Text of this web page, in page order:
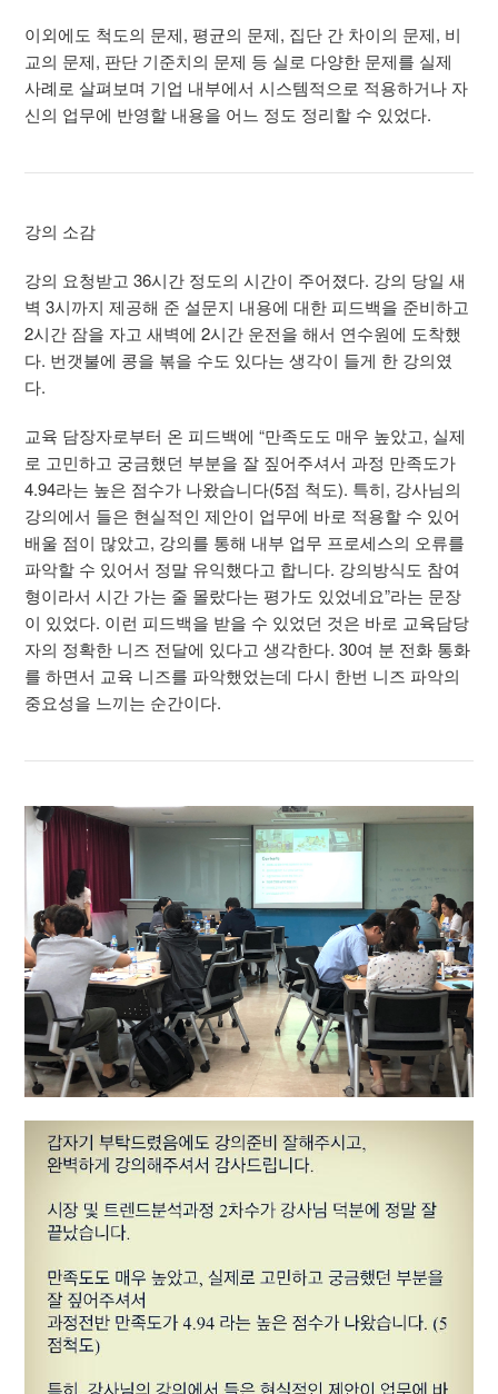
이외에도 척도의 문제, 평균의 문제, 집단 간 차이의 문제, 비
교의 문제, 판단 기준치의 문제 등 실로 다양한 문제를 실제
사례로 살펴보며 기업 내부에서 시스템적으로 적용하거나 자
신의 업무에 반영할 내용을 어느 정도 정리할 수 있었다.
강의 소감
강의 요청받고 36시간 정도의 시간이 주어졌다. 강의 당일 새
벽 3시까지 제공해 준 설문지 내용에 대한 피드백을 준비하고
2시간 잠을 자고 새벽에 2시간 운전을 해서 연수원에 도착했
다. 번갯불에 콩을 볶을 수도 있다는 생각이 들게 한 강의였
다.
교육 담장자로부터 온 피드백에 “만족도도 매우 높았고, 실제
로 고민하고 궁금했던 부분을 잘 짚어주셔서 과정 만족도가
4.94라는 높은 점수가 나왔습니다(5점 척도). 특히, 강사님의
강의에서 들은 현실적인 제안이 업무에 바로 적용할 수 있어
배울 점이 많았고, 강의를 통해 내부 업무 프로세스의 오류를
파악할 수 있어서 정말 유익했다고 합니다. 강의방식도 참여
형이라서 시간 가는 줄 몰랐다는 평가도 있었네요”라는 문장
이 있었다. 이런 피드백을 받을 수 있었던 것은 바로 교육담당
자의 정확한 니즈 전달에 있다고 생각한다. 30여 분 전화 통화
를 하면서 교육 니즈를 파악했었는데 다시 한번 니즈 파악의
중요성을 느끼는 순간이다.